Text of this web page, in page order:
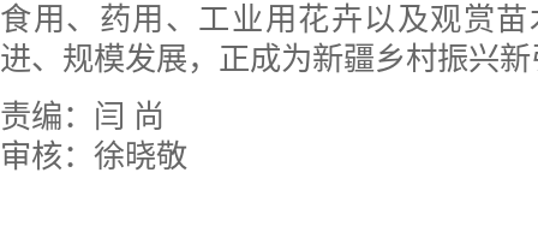
食用、药用、工业用花卉以及观赏
进、规模发展，正成为新疆乡村振兴
责编：闫 尚
审核：徐晓敬